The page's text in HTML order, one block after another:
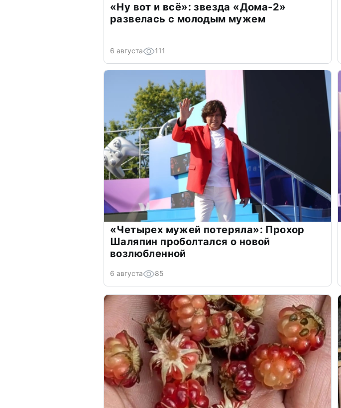
«Ну вот и всё»: звезда «Дома-2»
развелась с молодым мужем
6 августа 111
«Четырех мужей потеряла»: Прохор
Шаляпин проболтался о новой
возлюбленной
6 августа 85